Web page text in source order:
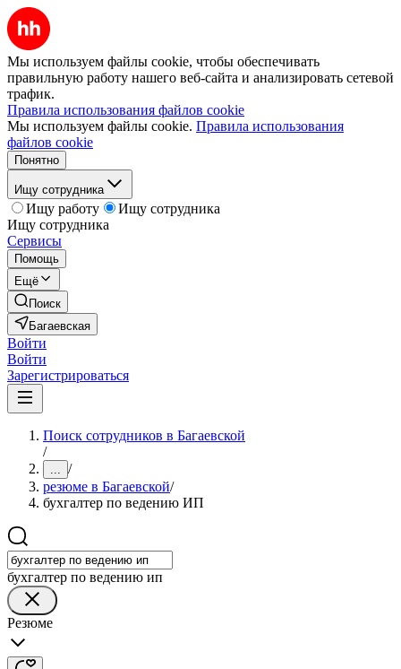
Мы используем файлы cookie, чтобы обеспечивать
правильную работу нашего веб-сайта и анализировать сетевой
трафик.
Правила использования файлов cookie
Мы используем файлы cookie. Правила использования
файлов cookie
Понятно
Ищу сотрудника
Ищу работу
Ищу сотрудника
Ищу сотрудника
Сервисы
Помощь
Ещё
Поиск
Багаевская
Войти
Войти
Зарегистрироваться
Поиск сотрудников в Багаевской
/
... /
резюме в Багаевской/
бухгалтер по ведению ИП
бухгалтер по ведению ип
Резюме